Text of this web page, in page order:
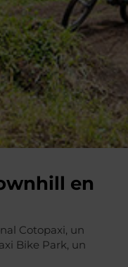
en
Cotopaxi, un
Bike Park, un